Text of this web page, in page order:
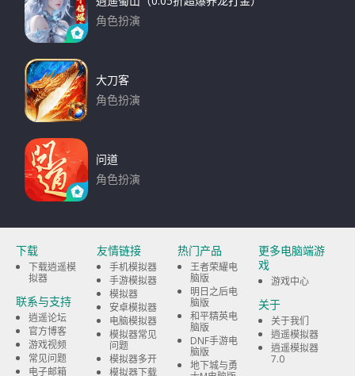
角色扮演
大刀客
角色扮演
问道
角色扮演
下载
下载逍遥模
拟器
联系与支持
逍遥论坛
官方博客
游戏视频
常见问题
电子邮箱
友情链接
手机模拟器
手游模拟器
模拟器
安卓模拟器
电脑模拟器
模拟器常见
问题
模拟器多开
模拟器下载
热门产品
王者荣耀电
脑版
明日之后电
脑版
和平精英电
脑版
DNF手游电
脑版
地下城与勇
更多电脑端游
戏
游戏中心
关于
关于我们
逍遥模拟器
逍遥模拟器
7.0